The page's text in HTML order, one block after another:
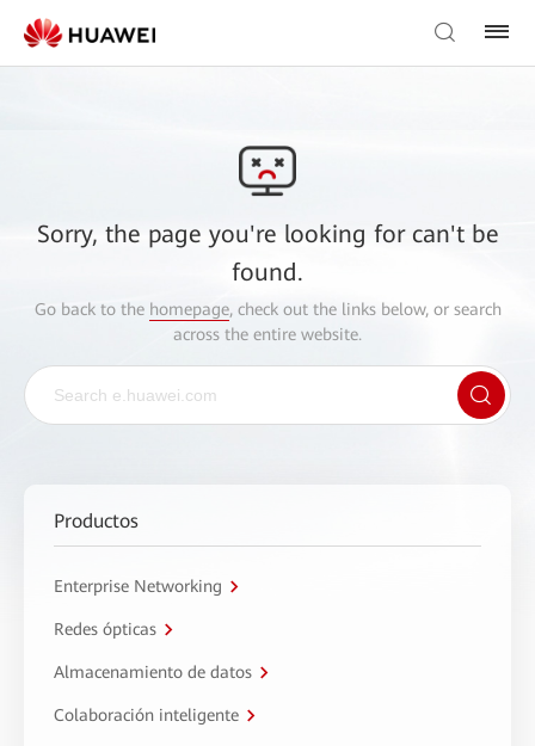
Sorry, the page you're looking for can't be
found.
Go back to the homepage, check out the links below, or search
across the entire website.
Productos
Enterprise Networking
Redes ópticas
Almacenamiento de datos
Colaboración inteligente